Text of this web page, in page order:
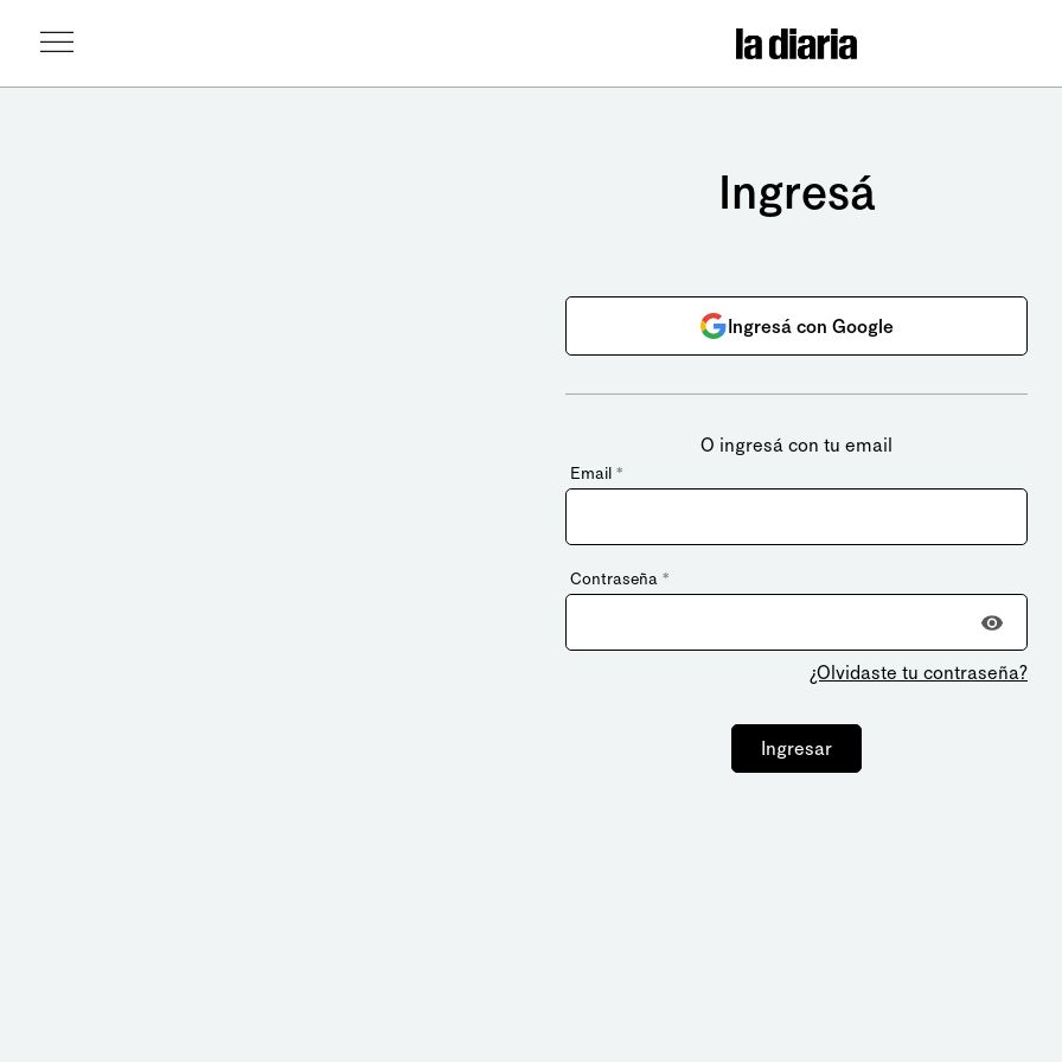
Ingresá
Ingresá con Google
O ingresá con tu email
Email *
Contraseña *
¿Olvidaste tu contraseña?
Ingresar